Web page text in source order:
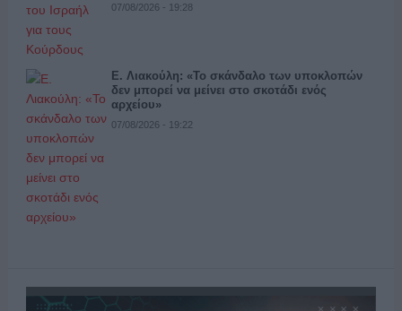
07/08/2026 - 19:28
Ε. Λιακούλη: «Το σκάνδαλο των υποκλοπών
δεν μπορεί να μείνει στο σκοτάδι ενός
αρχείου»
07/08/2026 - 19:22